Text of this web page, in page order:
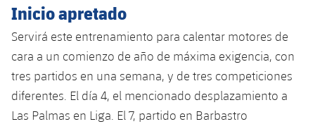
Palmarés
Entradas
Resultados
Clasificaciones
Calendario
Resultados
Jugadores
Actualidad
Barça C
Junior
Campus Verano
PLUSICON
MÁS
Información general
plusicon
más
Inicio apretado
Servirá este entrenamiento para calentar motores de
cara a un comienzo de año de máxima exigencia, con
tres partidos en una semana, y de tres competiciones
diferentes. El día 4, el mencionado desplazamiento a
Las Palmas en Liga. El 7, partido en Barbastro